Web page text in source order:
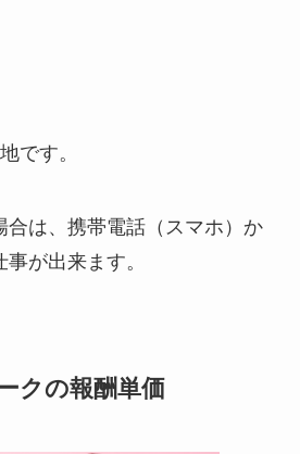
です。
合は、携帯電話（スマホ）か
が出来ます。
クの報酬単価